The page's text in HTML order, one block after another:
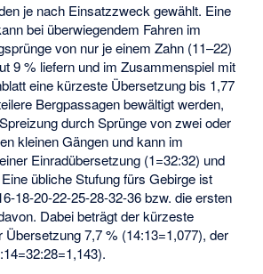
je nach Einsatzzweck gewählt. Eine
bei überwiegendem Fahren im
von nur je einem Zahn (11–22)
9 % liefern und im Zusammenspiel mit
eine kürzeste Übersetzung bis 1,77
Bergpassagen bewältigt werden,
durch Sprünge von zwei oder
kleinen Gängen und kann im
Einradübersetzung (1=32:32) und
übliche Stufung fürs Gebirge ist
18-20-22-25-28-32-36 bzw. die ersten
Dabei beträgt der kürzeste
Übersetzung 7,7 % (14:13=1,077), der